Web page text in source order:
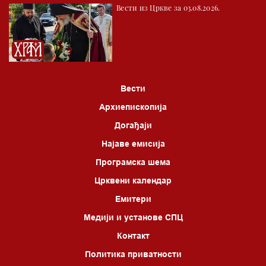
05.00 Питања и одговори
06.00 Црквена предавања и трибине
Вести из Цркве за 03.08.2026.
Вести
Архиепископија
Догађаји
Најаве емисија
Програмска шема
Црквени календар
Емитери
Медији и установе СПЦ
Контакт
Политика приватности